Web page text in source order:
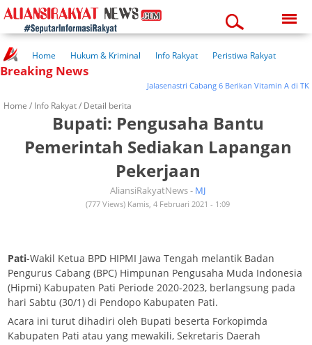
11:52:36 am
Home Hukum & Kriminal Info Rakyat
Peristiwa Rakyat
Kuliner Rakyat
Wisata Rakyat
Breaking News
Jalasenastri Cabang 6 Berikan Vitamin A di
Home / Info Rakyat/ Detail berita
Bupati: Pengusaha Bantu
Pemerintah Sediakan Lapangan
Pekerjaan
AliansiRakyatNews - MJ
(777 Views) Kamis, 4 Februari 2021 - 1:09
Pati-Wakil Ketua BPD HIPMI Jawa Tengah melantik Badan
Pengurus Cabang (BPC) Himpunan Pengusaha Muda Indonesia
(Hipmi) Kabupaten Pati Periode 2020-2023, berlangsung pada
hari Sabtu (30/1) di Pendopo Kabupaten Pati.
Acara ini turut dihadiri oleh Bupati beserta Forkopimda
Kabupaten Pati atau yang mewakili, Sekretaris Daerah